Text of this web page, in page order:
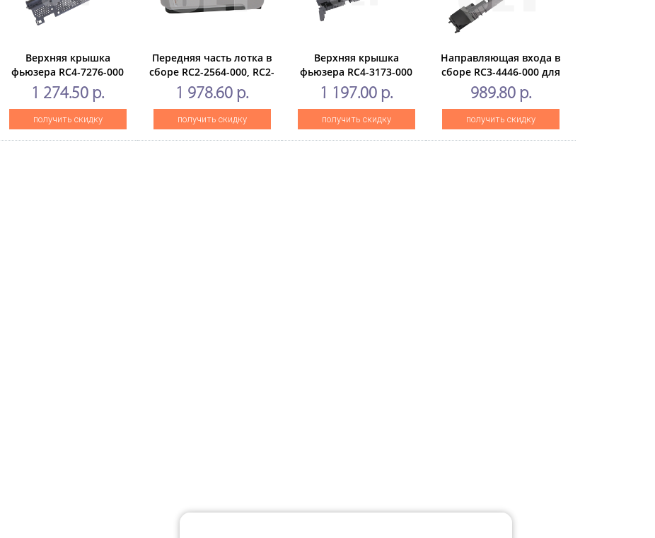
Верхняя крышка
фьюзера RC4-7276-000
для HP LaserJetEnterprise
M607dn/608dn/609dn,
MFP M631dn/632h
(CET),CET371007
1 274.50 р.
получить скидку
Передняя часть лотка в
сборе RC2-2564-000, RC2-
2565-000,RC2-2566-000
для HP LaserJet
P4014/P4015/P4515,M601/M602/M603
(CET), CET7888
1 978.60 р.
получить скидку
Верхняя крышка
фьюзера RC4-3173-000
для HP LaserJet
ProM402/403/MFP
M426/427 (CET),
CET371001
1 197.00 р.
получить скидку
Направляющая входа в
сборе RC3-4446-000 для
HP LaserJetEnterprise
M806/M830 (CET), CET2565
989.80 р.
получить скидку